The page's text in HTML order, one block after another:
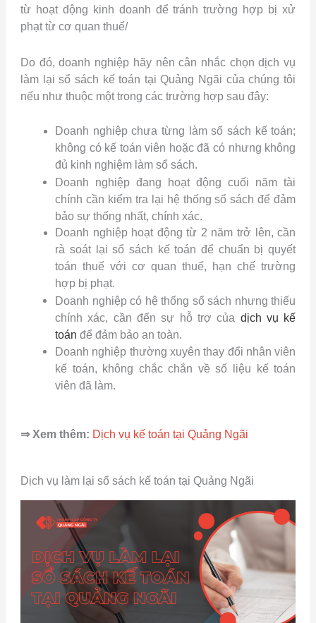
từ hoạt động kinh doanh để tránh trường hợp bị xử
phạt từ cơ quan thuế/
Do đó, doanh nghiệp hãy nên cân nhắc chọn dịch vụ
làm lại sổ sách kế toán tại Quảng Ngãi của chúng tôi
nếu như thuộc một trong các trường hợp sau đây:
Doanh nghiệp chưa từng làm sổ sách kế toán;
không có kế toán viên hoặc đã có nhưng không
đủ kinh nghiệm làm sổ sách.
Doanh nghiệp đang hoạt động cuối năm tài
chính cần kiểm tra lại hệ thống sổ sách để đảm
bảo sự thống nhất, chính xác.
Doanh nghiệp hoạt động từ 2 năm trở lên, cần
rà soát lại sổ sách kế toán để chuẩn bị quyết
toán thuế với cơ quan thuế, hạn chế trường
hợp bị phạt.
Doanh nghiệp có hệ thống sổ sách nhưng thiếu
chính xác, cần đến sự hỗ trợ của dịch vụ kế
toán để đảm bảo an toàn.
Doanh nghiệp thường xuyên thay đổi nhân viên
kế toán, không chắc chắn về số liệu kế toán
viên đã làm.
⇒ Xem thêm: Dịch vụ kế toán tại Quảng Ngãi
Dịch vụ làm lại sổ sách kế toán tại Quảng Ngãi